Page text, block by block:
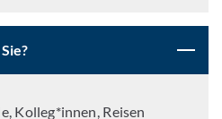
Kolleg*innen, Reisen